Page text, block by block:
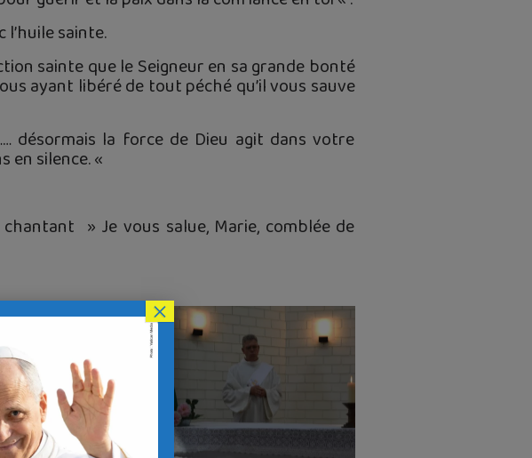
sainte.
sainte que le Seigneur en sa grande bonté
ayant libéré de tout péché qu’il vous sauve
désormais la force de Dieu agit dans votre
en silence. «
» Je vous salue, Marie, comblée de
×